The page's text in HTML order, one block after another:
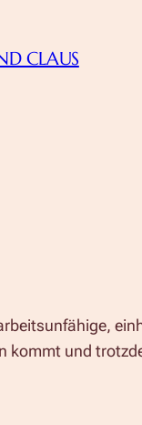
CLAUS
kommt und